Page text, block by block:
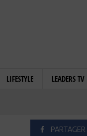
LIFESTYLE LEADERS TV
PARTAGER